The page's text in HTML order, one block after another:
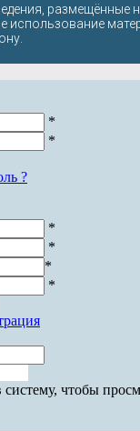
размещённые
использование
*
*
?
*
*
*
*
чтобы